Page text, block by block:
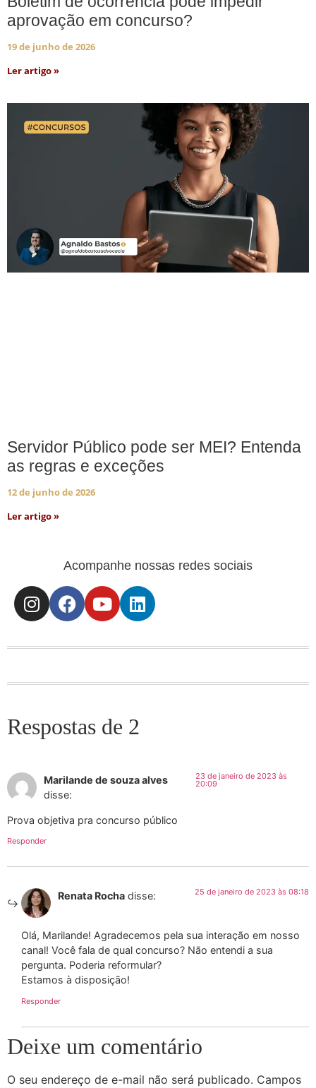
aprovação em concurso?
19 de junho de 2026
Ler artigo »
Servidor Público pode ser MEI? Entenda
as regras e exceções
12 de junho de 2026
Ler artigo »
Acompanhe nossas redes sociais
Respostas de 2
Marilande de souza alves
disse:
23 de janeiro de 2023 às
20:09
Prova objetiva pra concurso público
Responder
Renata Rocha disse: 25 de janeiro de 2023 às 08:18
Olá, Marilande! Agradecemos pela sua interação em nosso
canal! Você fala de qual concurso? Não entendi a sua
pergunta. Poderia reformular?
Estamos à disposição!
Responder
Deixe um comentário
O seu endereço de e-mail não será publicado. Campos